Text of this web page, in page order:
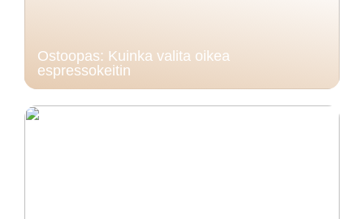
Ostoopas: Kuinka valita oikea
espressokeitin